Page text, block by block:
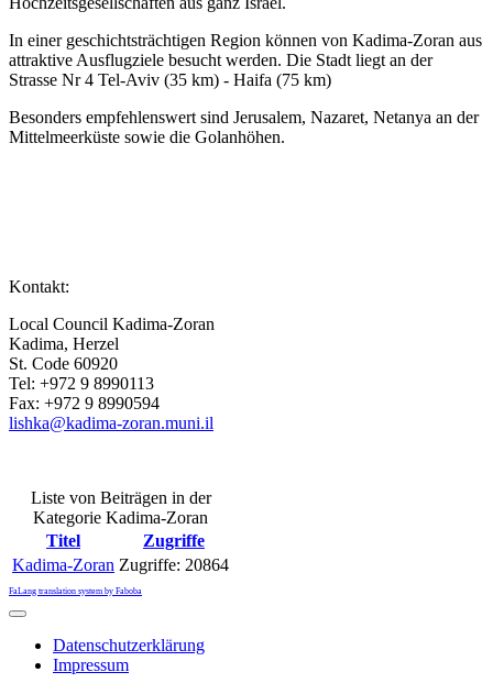
In einer geschichtsträchtigen Region können von Kadima-Zoran aus
attraktive Ausflugziele besucht werden. Die Stadt liegt an der
Strasse Nr 4 Tel-Aviv (35 km) - Haifa (75 km)
Besonders empfehlenswert sind Jerusalem, Nazaret, Netanya an der
Mittelmeerküste sowie die Golanhöhen.
Kontakt:
Local Council Kadima-Zoran
Kadima, Herzel
St. Code 60920
Tel: +972 9 8990113
Fax: +972 9 8990594
lishka@kadima-zoran.muni.il
Liste von Beiträgen in der
Kategorie Kadima-Zoran
Titel
Zugriffe
Kadima-Zoran Zugriffe: 20864
FaLang translation system by Faboba
Datenschutzerklärung
Impressum